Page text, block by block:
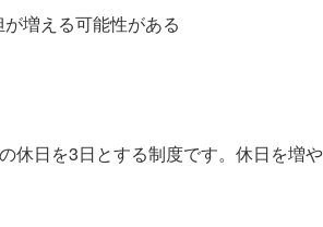
増える可能性がある
休日を3日とする制度です。休日を増